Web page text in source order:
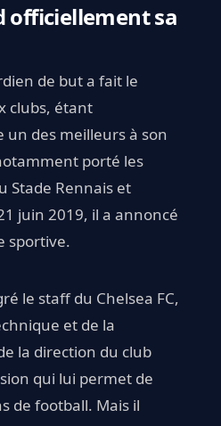
officiellement sa
de but a fait le
clubs, étant
des meilleurs à son
porté les
Stade Rennais et
juin 2019, il a annoncé
sportive.
le staff du Chelsea FC,
et de la
la direction du club
qui lui permet de
de football. Mais il